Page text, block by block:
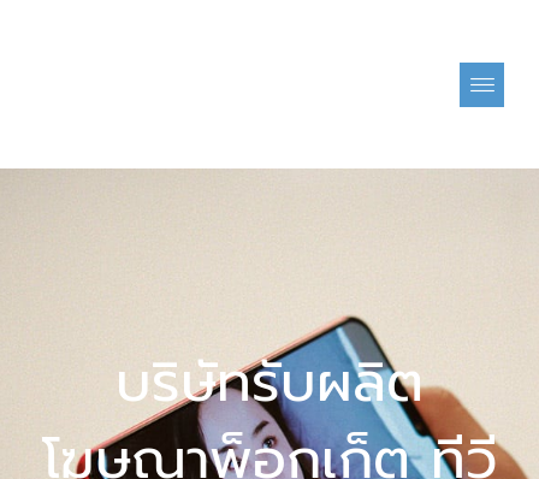
บริษัทรับผลิต
โฆษณาพ็อกเก็ต ทีวี